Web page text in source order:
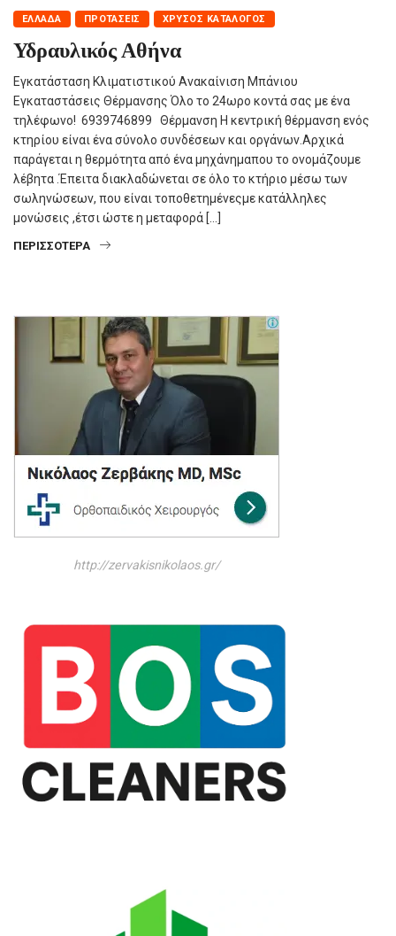
ΕΛΛΆΔΑ ΠΡΟΤΆΣΕΙΣ ΧΡΥΣΌΣ ΚΑΤΆΛΟΓΟΣ
Υδραυλικός Αθήνα
Εγκατάσταση Κλιματιστικού Ανακαίνιση Μπάνιου
Εγκαταστάσεις Θέρμανσης Όλο το 24ωρο κοντά σας με ένα
τηλέφωνο! 6939746899 Θέρμανση Η κεντρική θέρμανση ενός
κτηρίου είναι ένα σύνολο συνδέσεων και οργάνων.Αρχικά
παράγεται η θερμότητα από ένα μηχάνημαπου το ονομάζουμε
λέβητα .Έπειτα διακλαδώνεται σε όλο το κτήριο μέσω των
σωληνώσεων, που είναι τοποθετημένεςμε κατάλληλες
μονώσεις ,έτσι ώστε η μεταφορά […]
ΠΕΡΙΣΣΌΤΕΡΑ
http://zervakisnikolaos.gr/